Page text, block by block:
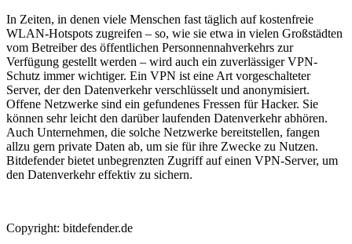
In Zeiten, in denen viele Menschen fast täglich auf kostenfreie
WLAN-Hotspots zugreifen – so, wie sie etwa in vielen Großstädten
vom Betreiber des öffentlichen Personnennahverkehrs zur
Verfügung gestellt werden – wird auch ein zuverlässiger VPN-
Schutz immer wichtiger. Ein VPN ist eine Art vorgeschalteter
Server, der den Datenverkehr verschlüsselt und anonymisiert.
Offene Netzwerke sind ein gefundenes Fressen für Hacker. Sie
können sehr leicht den darüber laufenden Datenverkehr abhören.
Auch Unternehmen, die solche Netzwerke bereitstellen, fangen
allzu gern private Daten ab, um sie für ihre Zwecke zu Nutzen.
Bitdefender bietet unbegrenzten Zugriff auf einen VPN-Server, um
den Datenverkehr effektiv zu sichern.
Copyright: bitdefender.de